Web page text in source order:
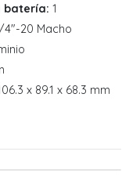
batería: 1
4"-20 Macho
x 89.1 x 68.3 mm